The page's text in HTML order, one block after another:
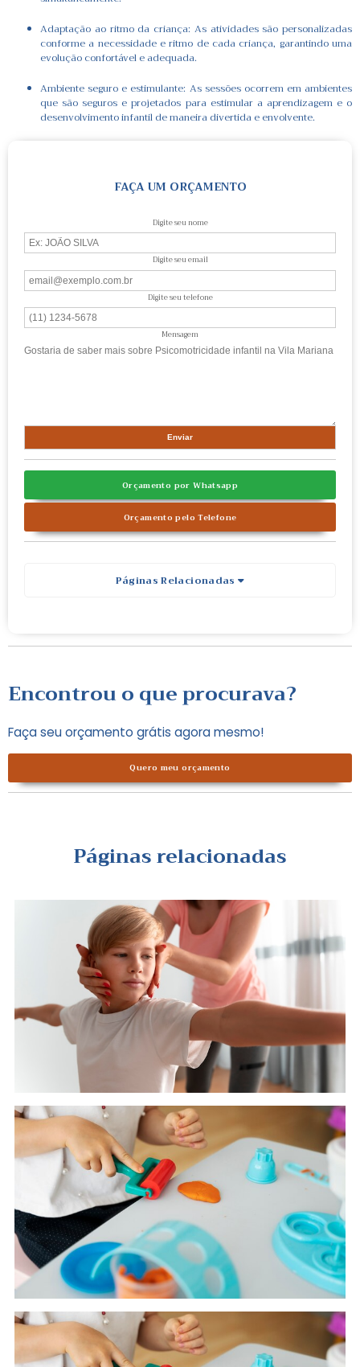
Adaptação ao ritmo da criança: As atividades são personalizadas
conforme a necessidade e ritmo de cada criança, garantindo uma
evolução confortável e adequada.
Ambiente seguro e estimulante: As sessões ocorrem em ambientes
que são seguros e projetados para estimular a aprendizagem e o
desenvolvimento infantil de maneira divertida e envolvente.
FAÇA UM ORÇAMENTO
Digite seu nome
Digite seu email
Digite seu telefone
Mensagem
Orçamento por Whatsapp
Orçamento pelo Telefone
Páginas Relacionadas
Encontrou o que procurava?
Faça seu orçamento grátis agora mesmo!
Quero meu orçamento
Páginas relacionadas